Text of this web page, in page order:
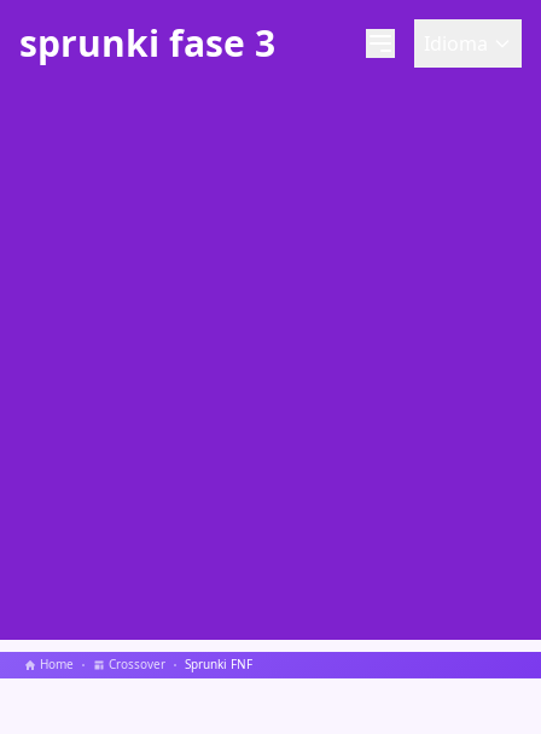
sprunki fase 3
Home Crossover Sprunki FNF